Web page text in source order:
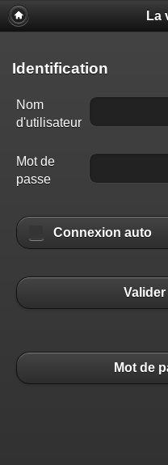
La
Identification
Nom
d'utilisateur
Mot de
passe
Connexion auto
Valider
Mot de